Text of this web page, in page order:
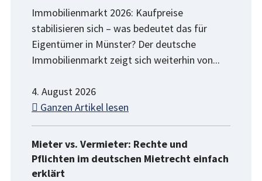
Immobilienmarkt 2026: Kaufpreise
stabilisieren sich – was bedeutet das für
Eigentümer in Münster? Der deutsche
Immobilienmarkt zeigt sich weiterhin von...
4. August 2026
Ganzen Artikel lesen
Mieter vs. Vermieter: Rechte und
Pflichten im deutschen Mietrecht einfach
erklärt